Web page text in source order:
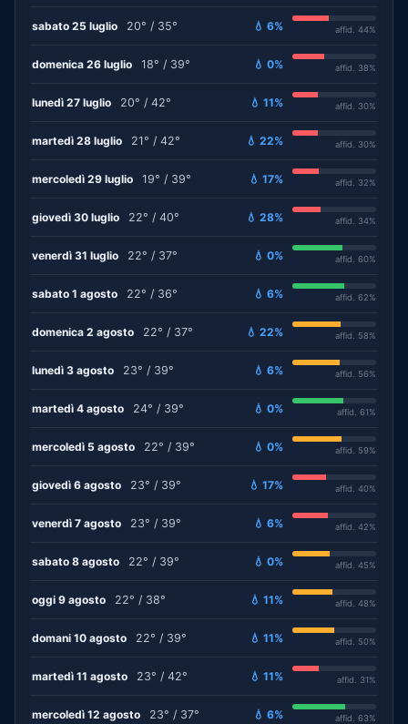
sabato 25 luglio 20° / 35° 💧 6% affid. 44%
domenica 26 luglio 18° / 39° 💧 0% affid. 38%
lunedì 27 luglio 20° / 42° 💧 11% affid. 30%
martedì 28 luglio 21° / 42° 💧 22% affid. 30%
mercoledì 29 luglio 19° / 39° 💧 17% affid. 32%
giovedì 30 luglio 22° / 40° 💧 28% affid. 34%
venerdì 31 luglio 22° / 37° 💧 0% affid. 60%
sabato 1 agosto 22° / 36° 💧 6% affid. 62%
domenica 2 agosto 22° / 37° 💧 22% affid. 58%
lunedì 3 agosto 23° / 39° 💧 6% affid. 56%
martedì 4 agosto 24° / 39° 💧 0% affid. 61%
mercoledì 5 agosto 22° / 39° 💧 0% affid. 59%
giovedì 6 agosto 23° / 39° 💧 17% affid. 40%
venerdì 7 agosto 23° / 39° 💧 6% affid. 42%
sabato 8 agosto 22° / 39° 💧 0% affid. 45%
oggi 9 agosto 22° / 38° 💧 11% affid. 48%
domani 10 agosto 22° / 39° 💧 11% affid. 50%
martedì 11 agosto 23° / 42° 💧 11% affid. 31%
mercoledì 12 agosto 23° / 37° 💧 6% affid. 63%